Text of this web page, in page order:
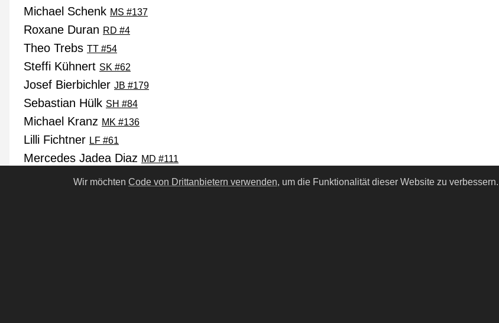
Michael Schenk MS #137
Roxane Duran RD #4
Theo Trebs TT #54
Steffi Kühnert SK #62
Josef Bierbichler JB #179
Sebastian Hülk SH #84
Michael Kranz MK #136
Lilli Fichtner LF #61
Mercedes Jadea Diaz MD #111
Stephanie Amarell SA #98
Wir möchten Code von Drittanbietern verwenden, um die Funktionalität dieser Website zu verbessern.